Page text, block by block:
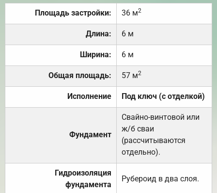
Площадь застройки: 36 м2
Длина: 6 м
Ширина: 6 м
Общая площадь: 57 м2
Исполнение Под ключ (с отделкой)
Фундамент
Свайно-винтовой или
ж/б сваи
(рассчитываются
отдельно).
Гидроизоляция
фундамента
Рубероид в два слоя.